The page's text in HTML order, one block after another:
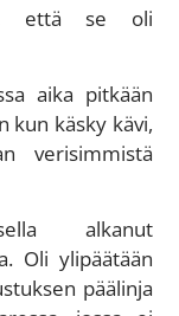
että se oli
aika pitkään
kun käsky kävi,
verisimmistä
alkanut
Oli ylipäätään
päälinja